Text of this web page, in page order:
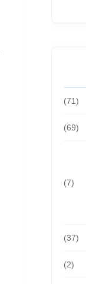
(71)
(69)
(7)
(37)
(2)